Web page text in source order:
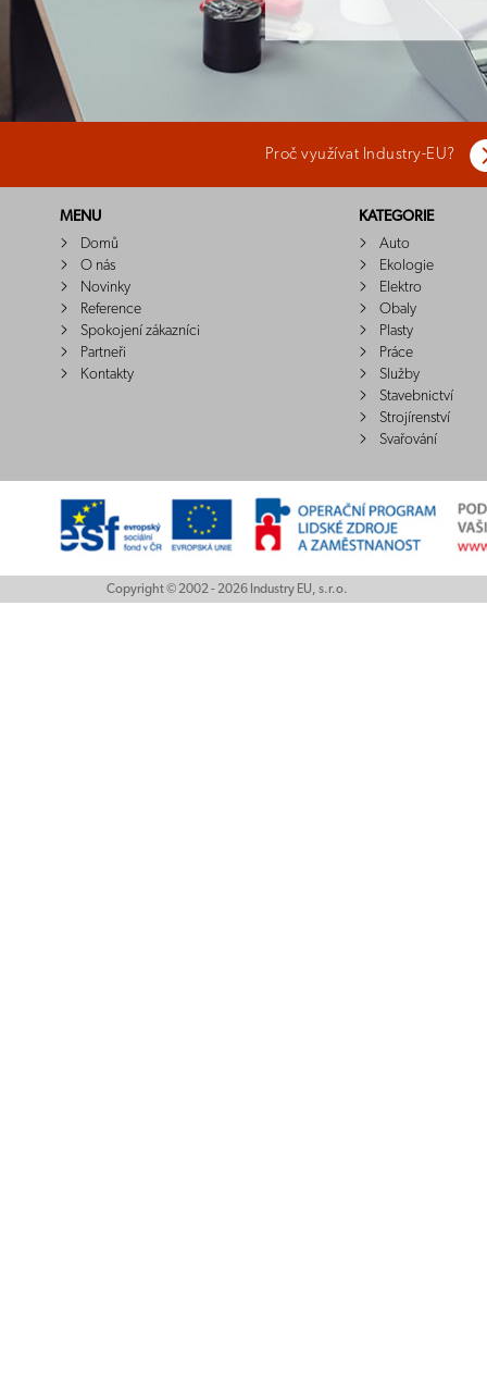
Proč využívat Industry-EU?
MENU
Domů
O nás
Novinky
Reference
Spokojení zákazníci
Partneři
Kontakty
KATEGORIE
Auto
Ekologie
Elektro
Obaly
Plasty
Práce
Služby
Stavebnictví
Strojírenství
Svařování
Copyright © 2002 - 2026 Industry EU, s.r.o.